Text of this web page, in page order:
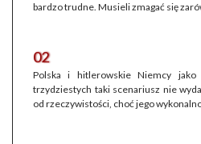
bardzo trudne. Musieli zmagać się
02
Polska i hitlerowskie Niemcy jako
trzydziestych taki scenariusz nie
od rzeczywistości, choć jego